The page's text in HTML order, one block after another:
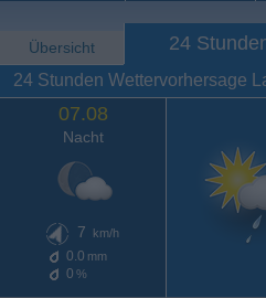
Übersicht 24
24 Stunden Wettervorhersage
07.08
Nacht
7 km/h
0.0 mm
0 %